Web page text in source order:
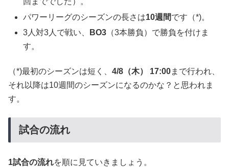
パワーリーグのシーズンの長さは10週間です（*)。
3人対3人で戦い、
BO3 （3本勝負）で勝負を付けま
す。
（*)最初のシーズンは短く、 4/8（木） 17:00まで行われ、
それ以降は10週間のシーズンになるのかな？と思われま
す。
試合の流れ
1試合の流れを順に見ていきましょう。